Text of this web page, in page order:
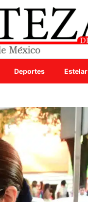
Deportes Estelar